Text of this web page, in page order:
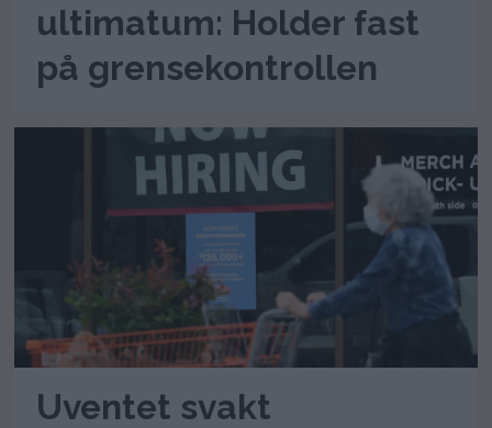
ultimatum: Holder fast
på grensekontrollen
Uventet svakt